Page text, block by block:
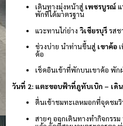
เดินทางมุ่งหน้าสู่ เพชรบูรณ์
พักที่ได้มาตรฐาน
แวะทานไก่ย่าง วิเชียรบุรีรส
ช่วงบ่าย นำท่านขึ้นสู่ เขาค้อ
ค้อ
เช็คอินเข้าที่พักบนเขาค้อ พัก
วันที่ 2: แตะขอบฟ้าที่ภูทับเบิก – เดิ
ตื่นเช้าชมทะเลหมอกที่จุดชมวิ
สายๆ ออกเดินทางทำกิจกรรม